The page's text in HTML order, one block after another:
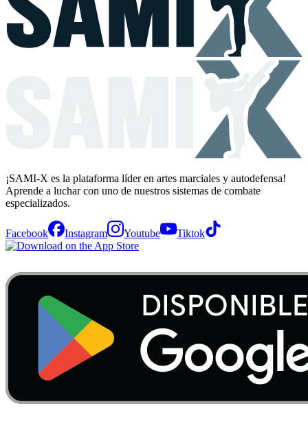
¡SAMI-X es la plataforma líder en artes marciales y autodefensa!
Aprende a luchar con uno de nuestros sistemas de combate
especializados.
Facebook Instagram Youtube Tiktok